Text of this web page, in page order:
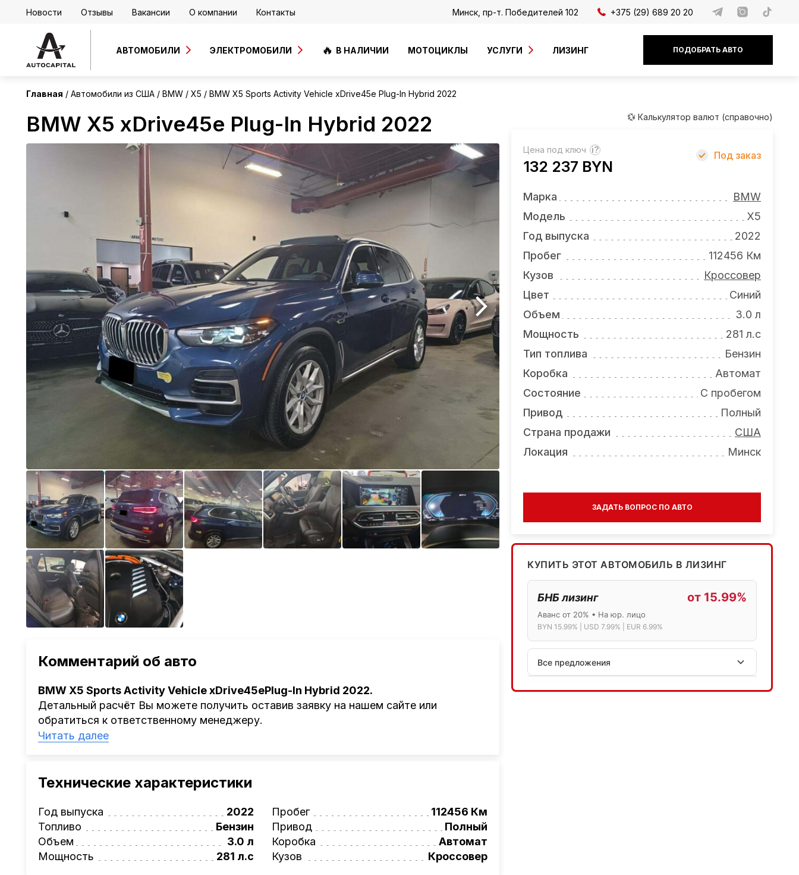
Новости Отзывы Вакансии О компании Контакты Минск, пр-т. Победителей 102 +375 (29) 689 20 20
АВТОМОБИЛИ ЭЛЕКТРОМОБИЛИ В НАЛИЧИИ МОТОЦИКЛЫ УСЛУГИ ЛИЗИНГ ПОДОБРАТЬ АВТО
Главная Автомобили из США BMW X5 BMW X5 Sports Activity Vehicle xDrive45e Plug-In Hybrid 2022
BMW X5 xDrive45e Plug-In Hybrid 2022
Комментарий об авто
BMW X5 Sports Activity Vehicle xDrive45ePlug-In Hybrid 2022.
Детальный расчёт Вы можете получить оставив заявку на нашем сайте или
обратиться к ответственному менеджеру.
Наша компания
проверка автомобиля, полное документальное сопровождение, помощь при
растаможке. Экономьте свое время и деньги!
Также, для граждан РБ действует
лизинговая программа на НОВЫЕ автомобили.
Условия и подробности можно узнать по номеру:+375 (29) 623-82-58
AutoCapital
– просто доверьте работу профессионалам!
Читать далее
Технические характеристики
Год выпуска
2022
Топливо
Бензин
Объем
3.0 л
Мощность
281 л.с
Пробег
112456 Км
Привод
Полный
Коробка
Автомат
Кузов
Кроссовер
💱 Калькулятор валют (справочно)
Цена под ключ ?
132 237 BYN
Под заказ
Марка
BMW
Модель
X5
Год выпуска
2022
Пробег
112456 Км
Кузов
Кроссовер
Цвет
Синий
Объем
3.0 л
Мощность
281 л.с
Тип топлива
Бензин
Коробка
Автомат
Состояние
С пробегом
Привод
Полный
Страна продажи
США
Локация
Минск
ЗАДАТЬ ВОПРОС ПО АВТО
КУПИТЬ ЭТОТ АВТОМОБИЛЬ В ЛИЗИНГ
БНБ лизинг от 15.99%
Аванс от 20% • На юр. лицо
BYN 15.99% | USD 7.99% | EUR 6.99%
Все предложения
АСБ лизинг